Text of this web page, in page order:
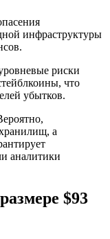
инфраструктуры
риски
что
убытков.
а
аналитики
$93